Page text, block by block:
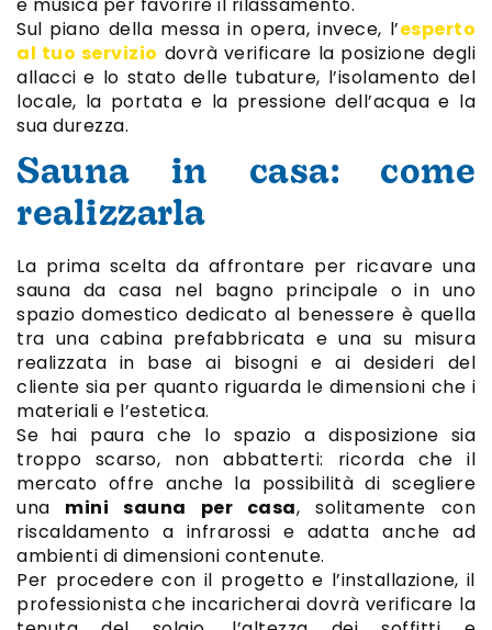
Sul piano della messa in opera, invece, l’esperto
al tuo servizio dovrà verificare la posizione degli
allacci e lo stato delle tubature, l’isolamento del
locale, la portata e la pressione dell’acqua e la
sua durezza.
Sauna in casa: come
realizzarla
La prima scelta da affrontare per ricavare una
sauna da casa nel bagno principale o in uno
spazio domestico dedicato al benessere è quella
tra una cabina prefabbricata e una su misura
realizzata in base ai bisogni e ai desideri del
cliente sia per quanto riguarda le dimensioni che i
materiali e l’estetica.
Se hai paura che lo spazio a disposizione sia
troppo scarso, non abbatterti: ricorda che il
mercato offre anche la possibilità di scegliere
una mini sauna per casa, solitamente con
riscaldamento a infrarossi e adatta anche ad
ambienti di dimensioni contenute.
Per procedere con il progetto e l’installazione, il
professionista che incaricherai dovrà verificare la